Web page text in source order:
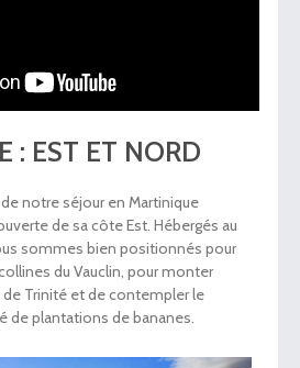
: EST ET NORD
notre séjour en Martinique
de sa côte Est. Hébergés au
sommes bien positionnés pour
du Vauclin, pour monter
de Trinité et de contempler le
de plantations de bananes.